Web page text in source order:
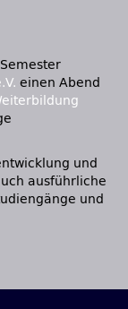
einen Abend
und
ausführliche
und